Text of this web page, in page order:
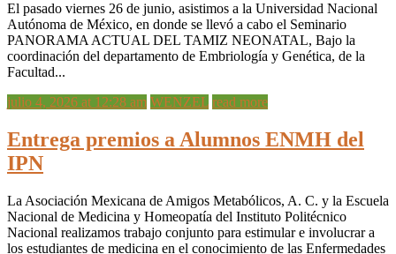
El pasado viernes 26 de junio, asistimos a la Universidad Nacional
Autónoma de México, en donde se llevó a cabo el Seminario
PANORAMA ACTUAL DEL TAMIZ NEONATAL, Bajo la
coordinación del departamento de Embriología y Genética, de la
Facultad...
julio 4, 2026 at 12:28 am WENZEL read more
Entrega premios a Alumnos ENMH del
IPN
La Asociación Mexicana de Amigos Metabólicos, A. C. y la Escuela
Nacional de Medicina y Homeopatía del Instituto Politécnico
Nacional realizamos trabajo conjunto para estimular e involucrar a
los estudiantes de medicina en el conocimiento de las Enfermedades